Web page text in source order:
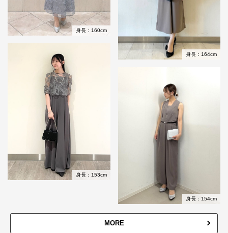
身長：160cm
身長：164cm
身長：153cm
身長：154cm
MORE